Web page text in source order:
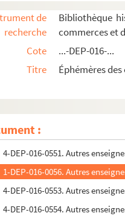
de
recherche
Bibliothèque
commerces et
Cote
...-DEP-016-...
Titre
Éphémères
:
4-DEP-016-0478. Victoire
4-DEP-016-0448. Aux Villes de
8-DEP-016-0320. P. Ziska
4-DEP-016-0551. Autres
1-DEP-016-0056. Autres
4-DEP-016-0553. Autres
4-DEP-016-0554. Autres